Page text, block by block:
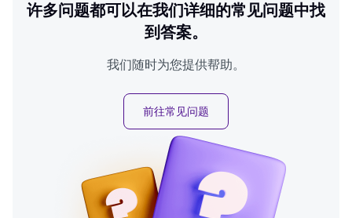
许多问题都可以在我们详细的常见问题中找
到答案。
我们随时为您提供帮助。
前往常见问题